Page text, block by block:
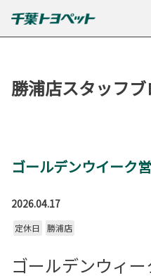
勝浦店スタッフ
ゴールデンウイーク
2026.04.17
定休日 勝浦店
ゴールデンウィ